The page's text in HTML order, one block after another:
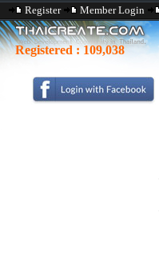
Register Member Login
Registered : 109,038